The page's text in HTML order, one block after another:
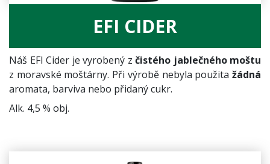
EFI CIDER
Náš EFI Cider je vyrobený z čistého jablečného moštu
z moravské moštárny. Při výrobě nebyla použita žádná
aromata, barviva nebo přidaný cukr.
Alk. 4,5 % obj.